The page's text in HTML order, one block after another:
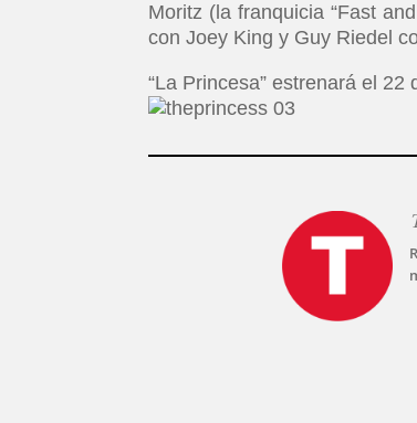
Moritz (la franquicia “Fast
con Joey King y Guy Riedel
“La Princesa” estrenará el